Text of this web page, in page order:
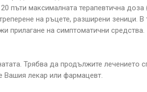
максималната терапевтична доза
на ръцете, разширени зеници.
прилагане на симптоматични средства.
Трябва да продължите лечението
Вашия лекар или фармацевт.